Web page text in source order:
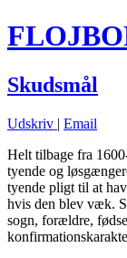
Skudsmål
Udskriv | Email
Helt tilbage fra
tyende og
tyende pligt til at
hvis den blev væk.
sogn, forældre,